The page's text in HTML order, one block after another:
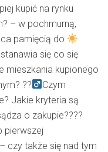
kupić na rynku
– w pochmurną,
pamięcią do
się co się
mieszkania kupionego
??‍
Czym
Jakie kryteria są
o zakupie????
pierwszej
– czy także się nad tym